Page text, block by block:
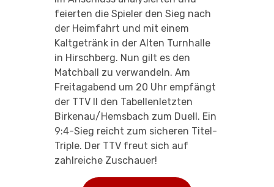
feierten die Spieler den Sieg nach
der Heimfahrt und mit einem
Kaltgetränk in der Alten Turnhalle
in Hirschberg. Nun gilt es den
Matchball zu verwandeln. Am
Freitagabend um 20 Uhr empfängt
der TTV II den Tabellenletzten
Birkenau/Hemsbach zum Duell. Ein
9:4-Sieg reicht zum sicheren Titel-
Triple. Der TTV freut sich auf
zahlreiche Zuschauer!